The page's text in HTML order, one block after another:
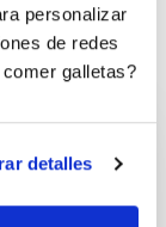
personalizar
de redes
galletas?
detalles